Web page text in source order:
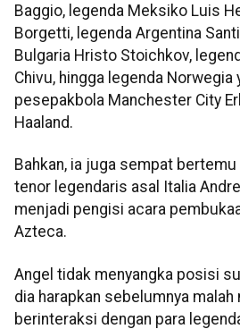
Baggio, legenda Meksiko Luis
Borgetti, legenda Argentina
Bulgaria Hristo Stoichkov,
Chivu, hingga legenda Norwegia
pesepakbola Manchester City
Haaland.
Bahkan, ia juga sempat bertemu
tenor legendaris asal Italia
menjadi pengisi acara
Azteca.
Angel tidak menyangka posisi
dia harapkan sebelumnya
berinteraksi dengan para